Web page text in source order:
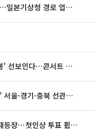
태풍 '돌핀' 오키나와 접근…일본기상청 경로 업데이트
빅뱅, 20주년 기념 '새 뱅봉' 선보인다⋯콘서트 앞두고 팝업 개최
충북 선관위 등 추가 압수수색
‘나솔사계’ 국화, 결별 후 재등장⋯첫인상 투표 휩쓸고 ‘인기녀’ 등극